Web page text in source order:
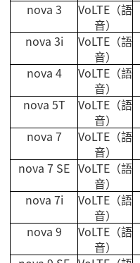
nova 3
VoLTE （語
音）
nova 3i
VoLTE （語
音）
nova 4
VoLTE （語
音）
nova 5T
VoLTE （語
音）
nova 7
VoLTE （語
音）
nova 7 SE VoLTE （語
音）
nova 7i
VoLTE （語
音）
nova 9
VoLTE （語
音）